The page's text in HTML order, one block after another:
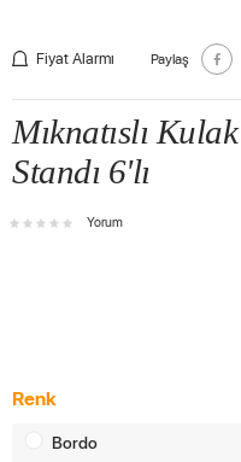
Fiyat Alarmı Paylaş
Mıknatıslı
Standı 6'lı
Yorum
Renk
Bordo